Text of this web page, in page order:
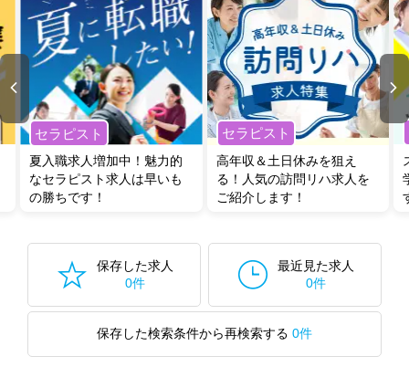
セラピスト
夏入職求人増加中！魅力的
なセラピスト求人は早いも
の勝ちです！
セラピスト
高年収＆土日休みを狙え
る！人気の訪問リハ求人を
ご紹介します！
保存した求人
0件
最近見た求人
0件
保存した検索条件から再検索する 0件